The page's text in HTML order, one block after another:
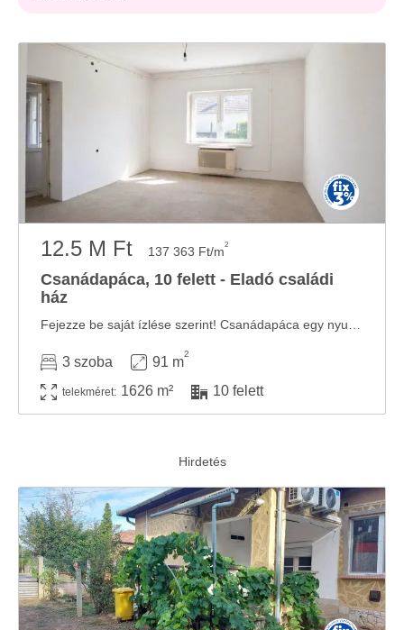
12.5 M Ft 137 363 Ft/m2
Csanádapáca, 10 felett - Eladó családi
ház
3 szoba 91 m
2
telekméret: 1626 m² 10 felett